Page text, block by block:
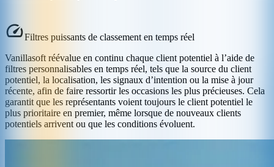
Filtres puissants de classement en temps réel
Vanillasoft réévalue en continu chaque client potentiel à l’aide de
filtres personnalisables en temps réel, tels que la source du client
potentiel, la localisation, les signaux d’intention ou la mise à jour
récente, afin de faire ressortir les occasions les plus précieuses. Cela
garantit que les représentants voient toujours le client potentiel le
plus prioritaire en premier, même lorsque de nouveaux clients
potentiels arrivent ou que les conditions évoluent.